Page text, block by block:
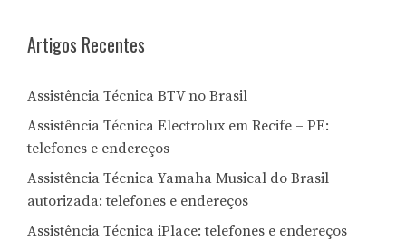
Artigos Recentes
Assistência Técnica BTV no Brasil
Assistência Técnica Electrolux em Recife – PE:
telefones e endereços
Assistência Técnica Yamaha Musical do Brasil
autorizada: telefones e endereços
Assistência Técnica iPlace: telefones e endereços